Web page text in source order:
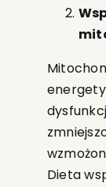
Dieta